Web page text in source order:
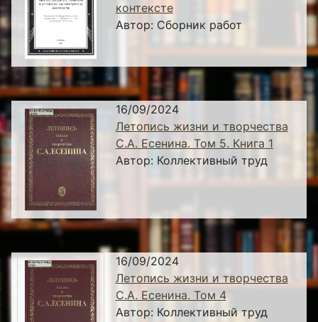
контексте
Автор: Сборник работ
16/09/2024
Летопись жизни и творчества
С.А. Есенина. Том 5. Книга 1
Автор: Коллективный труд
16/09/2024
Летопись жизни и творчества
С.А. Есенина. Том 4
Автор: Коллективный труд